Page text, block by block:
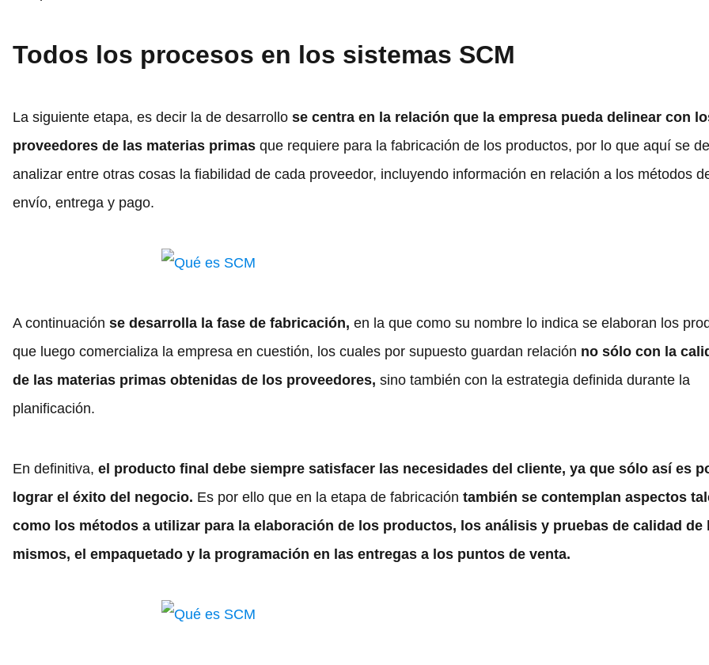
Todos los procesos en los sistemas SCM
La siguiente etapa, es decir la de desarrollo se centra en la relación que la empresa pueda delinear con
proveedores de las materias primas que requiere para la fabricación de los productos, por lo que aquí se
analizar entre otras cosas la fiabilidad de cada proveedor, incluyendo información en relación a los métodos
envío, entrega y pago.
A continuación se desarrolla la fase de fabricación, en la que como su nombre lo indica se elaboran los
que luego comercializa la empresa en cuestión, los cuales por supuesto guardan relación no sólo con la
de las materias primas obtenidas de los proveedores, sino también con la estrategia definida durante la
planificación.
En definitiva, el producto final debe siempre satisfacer las necesidades del cliente, ya que sólo así es
lograr el éxito del negocio. Es por ello que en la etapa de fabricación también se contemplan aspectos
como los métodos a utilizar para la elaboración de los productos, los análisis y pruebas de calidad de
mismos, el empaquetado y la programación en las entregas a los puntos de venta.